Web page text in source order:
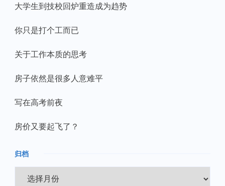
大学生到技校回炉重造成为趋势
你只是打个工而已
关于工作本质的思考
房子依然是很多人意难平
写在高考前夜
房价又要起飞了？
归档